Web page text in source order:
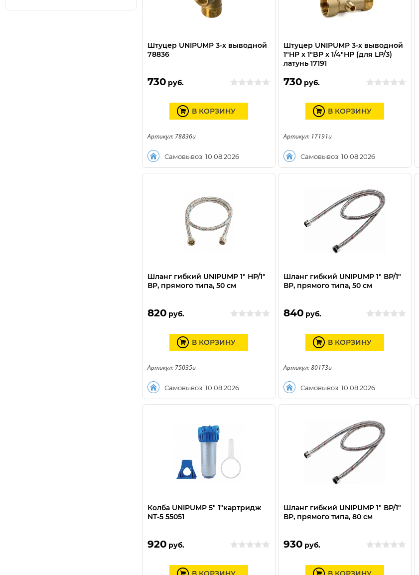
Штуцер UNIPUMP 3-х выводной
78836
730 руб.
Самовывоз: 10.08.2026
В КОРЗИНУ
Артикул: 78836u
Штуцер UNIPUMP 3-х выводной
1"HP x 1"BP x 1/4"HP (для LP/3)
латунь 17191
730 руб.
Самовывоз: 10.08.2026
В КОРЗИНУ
Артикул: 17191u
Шланг гибкий UNIPUMP 1" НР/1"
ВР, прямого типа, 50 см
820 руб.
Самовывоз: 10.08.2026
В КОРЗИНУ
Артикул: 75035u
Шланг гибкий UNIPUMP 1" ВР/1"
ВР, прямого типа, 50 см
840 руб.
Самовывоз: 10.08.2026
В КОРЗИНУ
Артикул: 80173u
Колба UNIPUMP 5" 1"картридж
NT-5 55051
920 руб.
Шланг гибкий UNIPUMP 1" ВР/1"
ВР, прямого типа, 80 см
930 руб.